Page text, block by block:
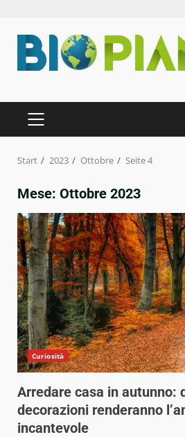
Inhalt
springen
PRIMÄRES
MENÜ
Start 2023 Ottobre Seite 4
Mese: Ottobre 2023
Curiosità
Arredare casa in autunno:
decorazioni renderanno
incantevole